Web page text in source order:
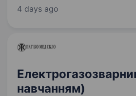
насосним, газовим обладнанням.
роботи:…
4 days ago
навчанням)